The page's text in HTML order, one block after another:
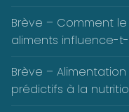
Brève – Comment
aliments influence-
Brève –
prédictifs à la